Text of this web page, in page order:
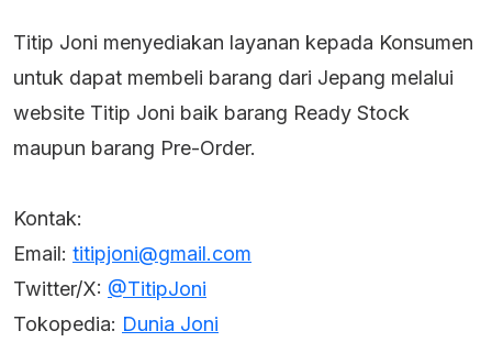
Titip Joni menyediakan layanan kepada Konsumen
untuk dapat membeli barang dari Jepang melalui
website Titip Joni baik barang Ready Stock
maupun barang Pre-Order.
Kontak:
Email: titipjoni@gmail.com
Twitter/X: @TitipJoni
Tokopedia: Dunia Joni